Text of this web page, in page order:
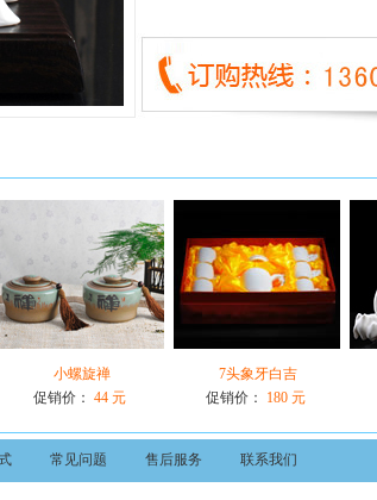
小螺旋禅
促销价： 44 元
7头象牙白吉
促销价：
180 元
常见问题 售后服务 联系我们